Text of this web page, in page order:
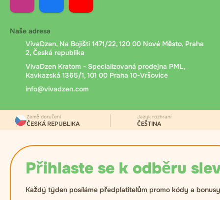
Naše adresa
VivaDzen, Na Bojišti 1471/22, 120 00 Nové Město, Praha
2, Česká republika
VivaDzen Kratom - Specializovaná prodejna PML,
Kavkazská 1365/1, 101 00 Praha 10-Vršovice
info@vivadzen.com
Přihlaste se k odběru
Každý týden posíláme předplatitelům promo kódy a
Země doručení
ČESKÁ REPUBLIKA
Jazyk rozhraní
ČEŠTINA